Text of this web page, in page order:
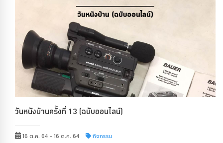
วันหนังบ้านครั้งที่ 13 (ฉบับออนไลน์)
16 ต.ค. 64 - 16 ต.ค. 64 กิจกรรม